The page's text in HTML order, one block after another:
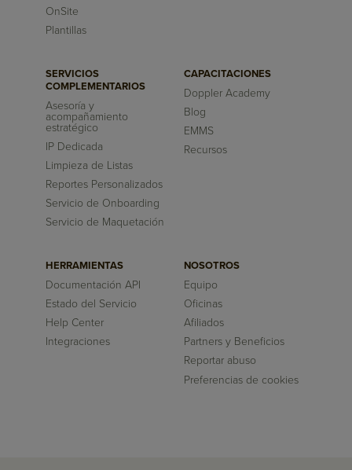
OnSite
Plantillas
SERVICIOS
COMPLEMENTARIOS
Asesoría y
acompañamiento
estratégico
IP Dedicada
Limpieza de Listas
Reportes Personalizados
Servicio de Onboarding
Servicio de Maquetación
CAPACITACIONES
Doppler Academy
Blog
EMMS
Recursos
HERRAMIENTAS
Documentación API
Estado del Servicio
Help Center
Integraciones
NOSOTROS
Equipo
Oficinas
Afiliados
Partners y Beneficios
Reportar abuso
Preferencias de cookies